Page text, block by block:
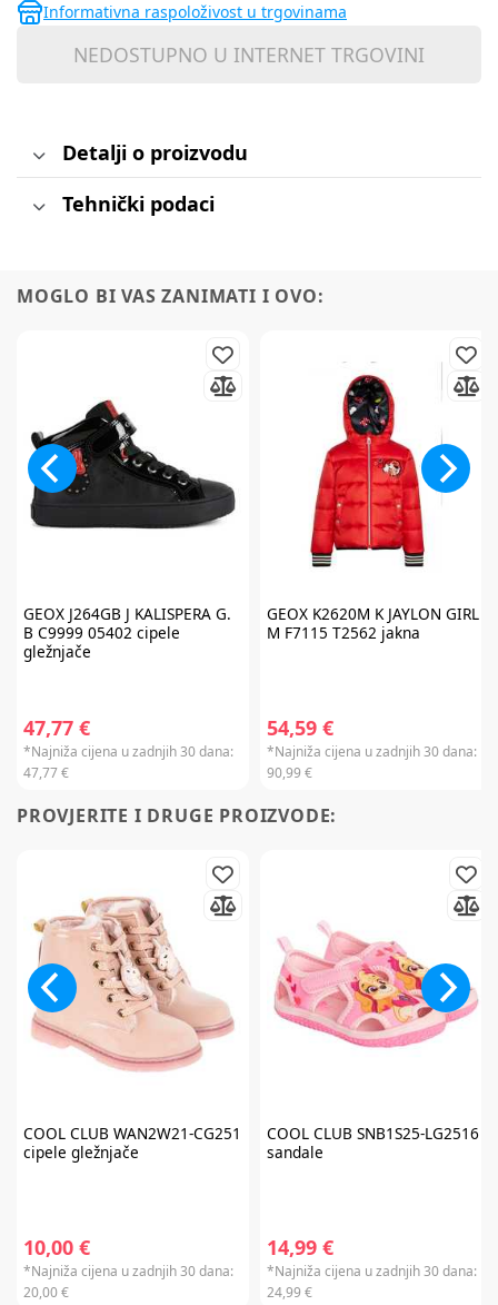
Informativna raspoloživost u trgovinama
NEDOSTUPNO U INTERNET TRGOVINI
Detalji o proizvodu
Tehnički podaci
MOGLO BI VAS ZANIMATI I OVO:
GEOXJ264GB J KALISPERA G.
B C9999 05402 cipele
gležnjače
47,77 €
*Najniža cijena u zadnjih 30 dana:
47,77 €
GEOX K2620M K JAYLON GIRL
M F7115 T2562 jakna
54,59 €
*Najniža cijena u zadnjih 30 dana:
90,99 €
PROVJERITE I DRUGE PROIZVODE:
COOL CLUB WAN2W21-CG251
cipele gležnjače
10,00 €
*Najniža cijena u zadnjih 30 dana:
20,00 €
COOL CLUB SNB1S25-LG2516
sandale
14,99 €
*Najniža cijena u zadnjih 30 dana:
24,99 €